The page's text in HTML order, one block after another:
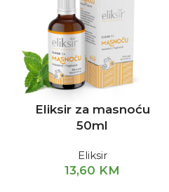
Eliksir za masnoću
50ml
Eliksir
13,60 KM